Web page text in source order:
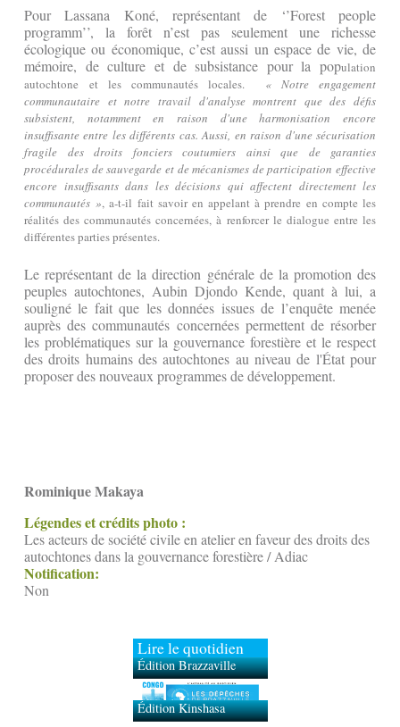
Pour Lassana Koné, représentant de ‘’Forest people
programm’’, la forêt n’est pas seulement une richesse
écologique ou économique, c’est aussi un espace de vie, de
mémoire, de culture et de subsistance pour la population
autochtone et les communautés locales. «
Notre engagement
communautaire et notre travail d'analyse montrent que des défis
subsistent, notamment en raison d'une harmonisation encore
insuffisante entre les différents cas. Aussi, en raison d'une sécurisation
fragile des droits fonciers coutumiers ainsi que de garanties
procédurales de sauvegarde et de mécanismes de participation effective
encore insuffisants dans les décisions qui affectent directement les
communautés », a-t-il fait savoir en appelant à prendre en compte les
réalités des communautés concernées, à renforcer le dialogue entre les
différentes parties présentes.
Le représentant de la direction générale de la promotion des
peuples autochtones, Aubin Djondo Kende, quant à lui, a
souligné le fait que les données issues de l’enquête menée
auprès des communautés concernées permettent de résorber
les problématiques sur la gouvernance forestière et le respect
des droits humains des autochtones au niveau de l'État pour
proposer des nouveaux programmes de développement.
Rominique Makaya
Légendes et crédits photo :
Les acteurs de société civile en atelier en faveur des droits des
autochtones dans la gouvernance forestière / Adiac
Notification:
Non
Lire le quotidien
Édition Brazzaville
Édition Kinshasa